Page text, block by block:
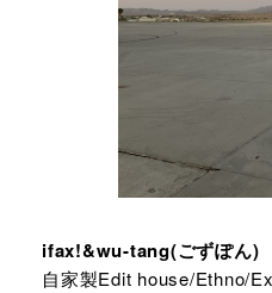
ifax!&wu-tang(ごずぽん)
自家製Edit house/Ethno/